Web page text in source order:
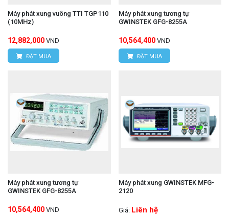
Máy phát xung vuông TTI TGP110
(10MHz)
12,882,000 VND
ĐẶT MUA
Máy phát xung tương tự
GWINSTEK GFG-8255A
10,564,400 VND
ĐẶT MUA
Máy phát xung tương tự
GWINSTEK GFG-8255A
10,564,400 VND
Máy phát xung GWINSTEK MFG-
2120
Giá: Liên hệ